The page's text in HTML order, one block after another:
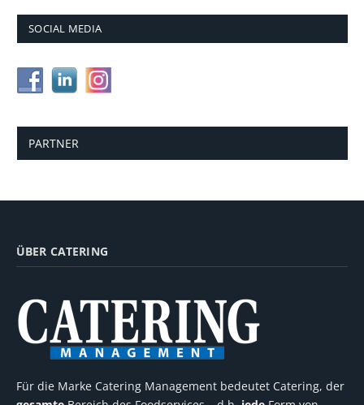
SOCIAL MEDIA
PARTNER
ÜBER CATERING
Für die Marke Catering Management bedeutet Catering, der